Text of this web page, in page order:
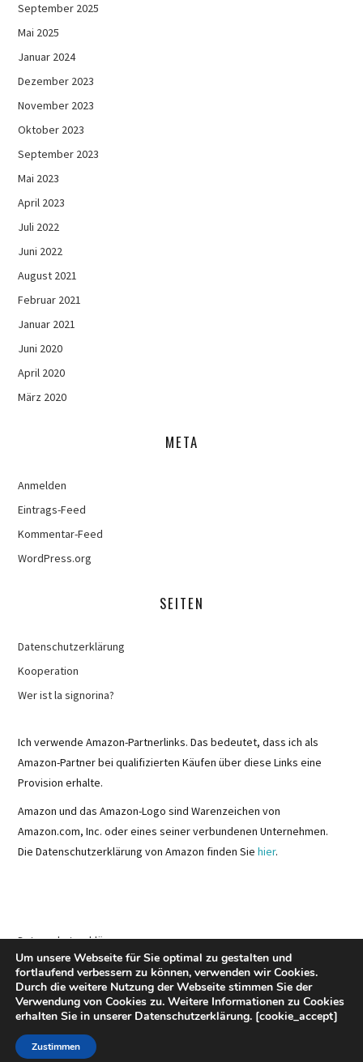
September 2025
Mai 2025
Januar 2024
Dezember 2023
November 2023
Oktober 2023
September 2023
Mai 2023
April 2023
Juli 2022
Juni 2022
August 2021
Februar 2021
Januar 2021
Juni 2020
April 2020
März 2020
META
Anmelden
Eintrags-Feed
Kommentar-Feed
WordPress.org
SEITEN
Datenschutzerklärung
Kooperation
Wer ist la signorina?
Ich verwende Amazon-Partnerlinks. Das bedeutet, dass ich als
Amazon-Partner bei qualifizierten Käufen über diese Links eine
Provision erhalte.
Amazon und das Amazon-Logo sind Warenzeichen von
Amazon.com, Inc. oder eines seiner verbundenen Unternehmen.
Die Datenschutzerklärung von Amazon finden Siehier.
Datenschutzerklärung
Kooperation
© 2026 LA SIGNORINA. ALLE RECHTE VORBEHALTEN.
Um unsere Webseite für Sie optimal zu gestalten und
fortlaufend verbessern zu können, verwenden wir Cookies.
Durch die weitere Nutzung der Webseite stimmen Sie der
Verwendung von Cookies zu. Weitere Informationen zu Cookies
erhalten Sie in unserer Datenschutzerklärung. [cookie_accept]
Zustimmen